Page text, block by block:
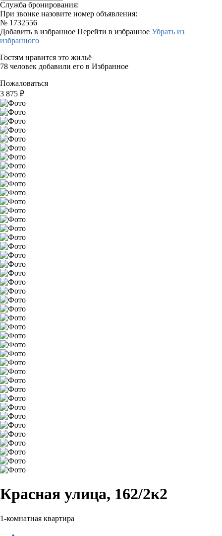
Служба бронирования:
При звонке назовите номер объявления:
№ 1732556
Добавить в избранное Перейти в избранное Убрать из
избранного
Гостям нравится это жильё
78 человек добавили его в Избранное
Пожаловаться
3 875 ₽
Красная улица, 162/2к2
1-комнатная квартира